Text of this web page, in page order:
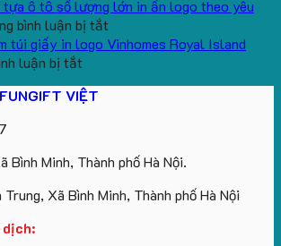
Tặng
lớn
logo
aginode
thêu
yêu
Logo
Học
U
Logo
Công
Ty
Lữ
Mẫu
koala
lớn
logo
Trung
ô tô số lượng lớn in ấn logo theo yêu
bình luận bị tắt
Đặt
số
lượng
lớn
túi giấy in logo Vinhomes Royal Island
luận bị tắt
bông
giấy
in
logo
VIỆT
Bình Minh, Thành phố Hà Nội.
Trung, Xã Bình Minh, Thành phố Hà Nội
dịch: